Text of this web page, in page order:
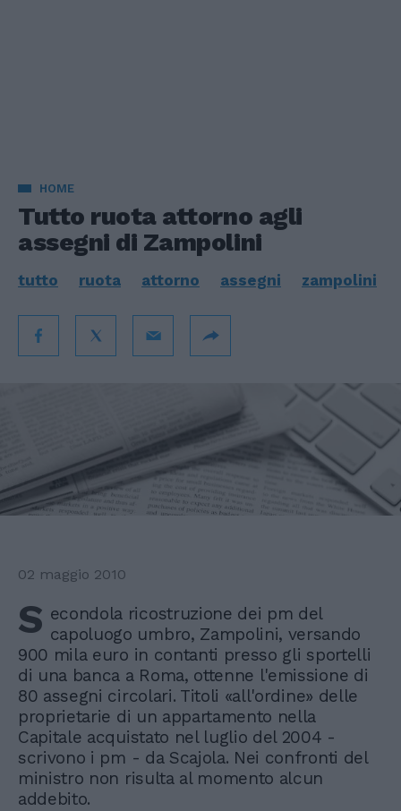
HOME
Tutto ruota attorno agli
assegni di Zampolini
tutto ruota attorno assegni zampolini
02 maggio 2010
S econdola ricostruzione dei pm del
capoluogo umbro, Zampolini, versando
900 mila euro in contanti presso gli sportelli
di una banca a Roma, ottenne l'emissione di
80 assegni circolari. Titoli «all'ordine» delle
proprietarie di un appartamento nella
Capitale acquistato nel luglio del 2004 -
scrivono i pm - da Scajola. Nei confronti del
ministro non risulta al momento alcun
addebito.